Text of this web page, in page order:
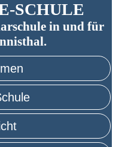
SCHULE
in und für